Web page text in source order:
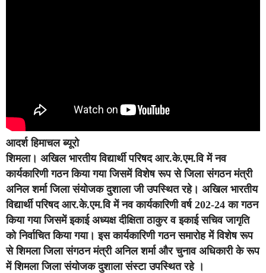
आदर्श हिमाचल ब्यूरो
शिमला। अखिल भारतीय विद्यार्थी परिषद आर.के.एम.वि में नव
कार्यकारिणी गठन किया गया जिसमें विशेष रूप से जिला संगठन मंत्री
अनिल शर्मा जिला संयोजक दुशाला जी उपस्थित रहे। अखिल भारतीय
विद्यार्थी परिषद आर.के.एम.वि में नव कार्यकारिणी वर्ष 202-24 का गठन
किया गया जिसमें इकाई अध्यक्ष दीक्षिता ठाकुर व इकाई सचिव जागृति
को निर्वाचित किया गया। इस कार्यकारिणी गठन समारोह में विशेष रूप
से शिमला जिला संगठन मंत्री अनिल शर्मा और चुनाव अधिकारी के रूप
में शिमला जिला संयोजक दुशाला संस्टा उपस्थित रहे ।